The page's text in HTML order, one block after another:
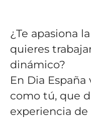
¿Te apasiona
quieres
dinámico?
En Dia España
como tú, que
experiencia